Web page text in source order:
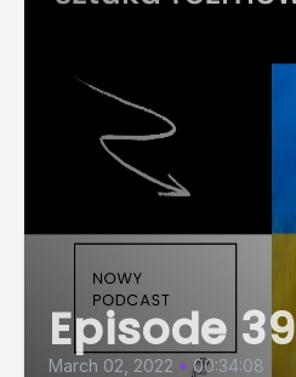
Episode 39
March 02, 2022 • 00:34:08